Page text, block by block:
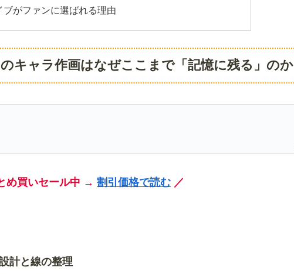
ブがファンに選ばれる理由
キャラ作画はなぜここまで「記憶に残る」のか
め買いセール中 → 割引価格で読む ／
計と線の整理